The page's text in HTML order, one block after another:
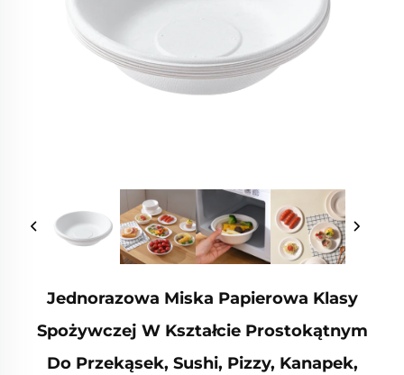
Jednorazowa Miska Papierowa Klasy
Spożywczej W Kształcie Prostokątnym
Do Przekąsek, Sushi, Pizzy, Kanapek,